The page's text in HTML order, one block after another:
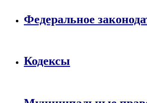
Федеральное
Кодексы